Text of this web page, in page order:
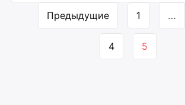
Навигация
Предыдущие 1 …
4 5